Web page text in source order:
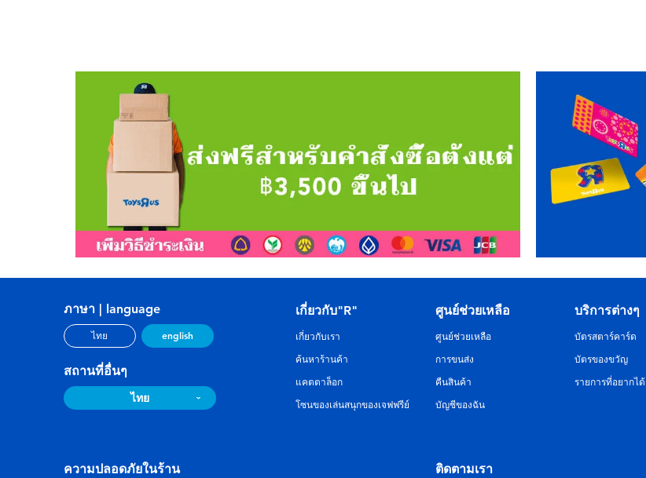
ภาษา | language
ไทย english
สถานที่อื่นๆ
ไทย
ติดตามเรา
เกี่ยวกับ"R"
เกี่ยวกับเรา
ค้นหาร้านค้า
แคตตาล็อก
โซนของเล่นสนุกของเจฟฟรีย์
ศูนย์ช่วยเหลือ
ศูนย์ช่วยเหลือ
การขนส่ง
คืนสินค้า
บัญชีของฉัน
บริการต่างๆ
บัตรสตาร์คาร์ด
บัตรของขวัญ
รายการที่อยากได้
ความปลอดภัยในร้าน